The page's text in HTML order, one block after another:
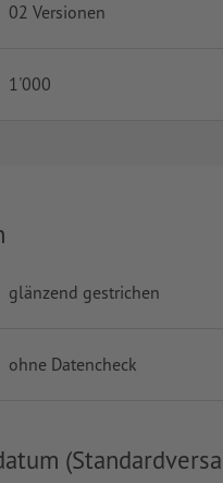
02 Versionen
1'000
glänzend gestrichen
ohne Datencheck